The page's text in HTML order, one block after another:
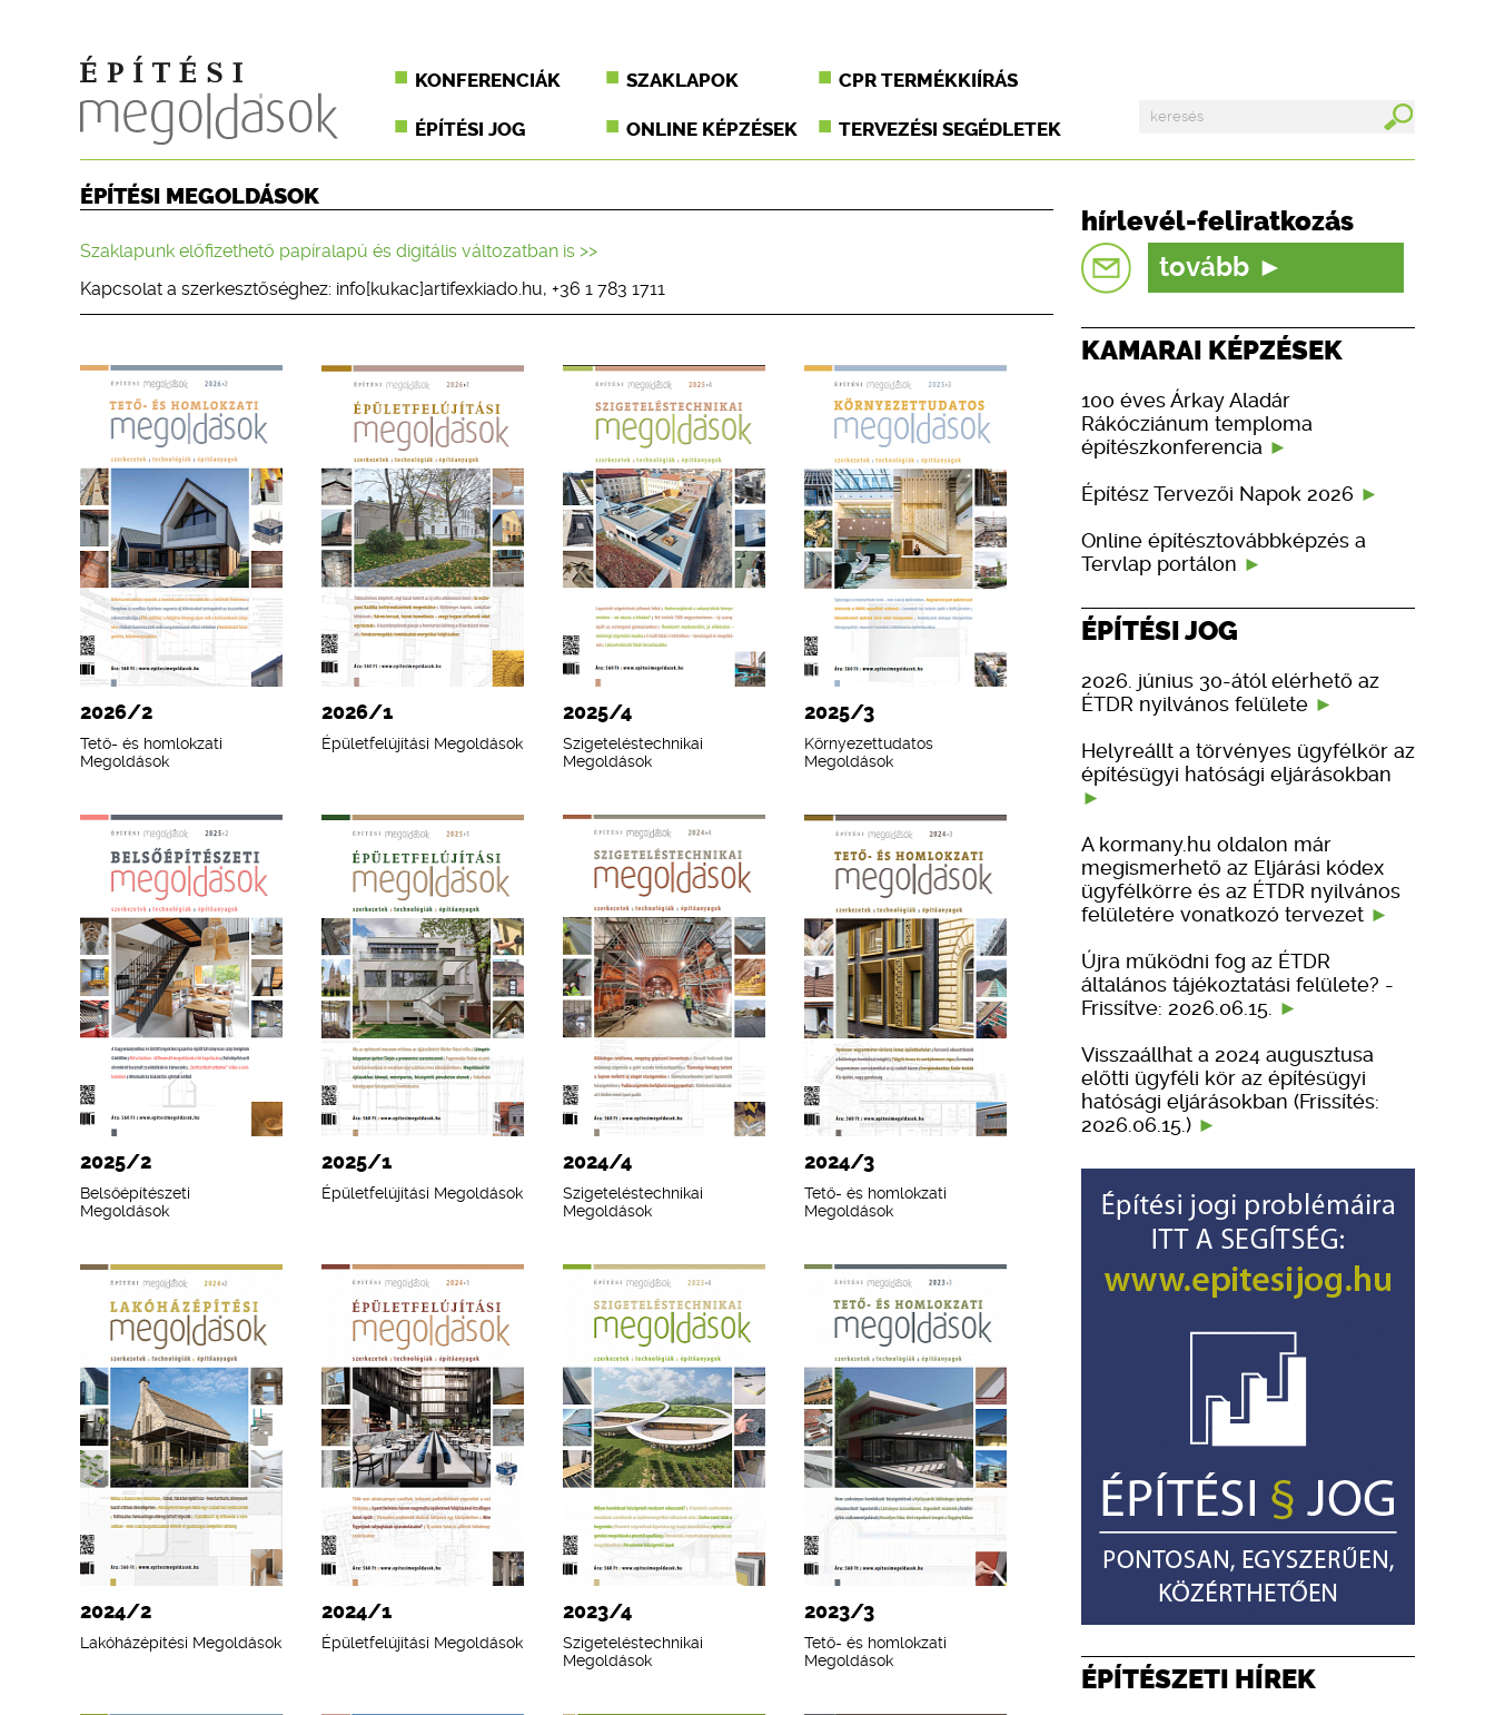
KONFERENCIÁK SZAKLAPOK CPR TERMÉKKIÍRÁS
ÉPÍTÉSI JOG ONLINE KÉPZÉSEK TERVEZÉSI SEGÉDLETEK
ÉPÍTÉSI MEGOLDÁSOK
Szaklapunk előfizethető papíralapú és digitális változatban is >>
Kapcsolat a szerkesztőséghez: info[kukac]artifexkiado.hu, +36 1 783 1711
2026/2
Tető- és homlokzati
Megoldások
2026/1
Épületfelújítási Megoldások
2025/4
Szigeteléstechnikai
Megoldások
2025/3
Környezettudatos
Megoldások
2025/2
Belsőépítészeti
Megoldások
2025/1
Épületfelújítási Megoldások
2024/4
Szigeteléstechnikai
Megoldások
2024/3
Tető- és homlokzati
Megoldások
2024/2
Lakóházépítési Megoldások
2024/1
Épületfelújítási Megoldások
2023/4
Szigeteléstechnikai
Megoldások
2023/3
Tető- és homlokzati
Megoldások
hírlevél-feliratkozás
tovább
KAMARAI KÉPZÉSEK
100 éves Árkay Aladár
Rákócziánum temploma
építészkonferencia
Építész Tervezői Napok 2026
Online építésztovábbképzés a
Tervlap portálon
ÉPÍTÉSI JOG
2026. június 30-ától elérhető az
ÉTDR nyilvános felülete
Helyreállt a törvényes ügyfélkör az
építésügyi hatósági eljárásokban
A kormany.hu oldalon már
megismerhető az Eljárási kódex
ügyfélkörre és az ÉTDR nyilvános
felületére vonatkozó tervezet
Újra működni fog az ÉTDR
általános tájékoztatási felülete? -
Frissítve: 2026.06.15.
Visszaállhat a 2024 augusztusa
előtti ügyféli kör az építésügyi
hatósági eljárásokban (Frissítés:
2026.06.15.)
ÉPÍTÉSZETI HÍREK